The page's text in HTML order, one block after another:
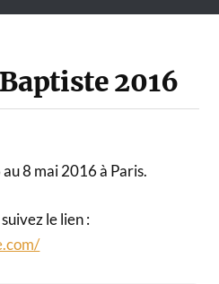
2016
8 mai 2016 à Paris.
le lien :